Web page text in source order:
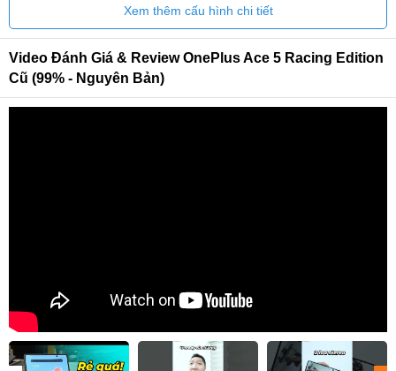
Xem thêm cấu hình chi tiết
Video Đánh Giá & Review OnePlus Ace 5 Racing Edition
Cũ (99% - Nguyên Bản)